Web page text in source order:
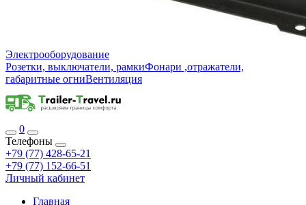
Электрооборудование
Розетки, выключатели, рамкиФонари ,отражатели,
габаритные огниВентиляция
0
Телефоны
+79 (77) 428-65-21
+79 (77) 152-66-51
Личный кабинет
Главная